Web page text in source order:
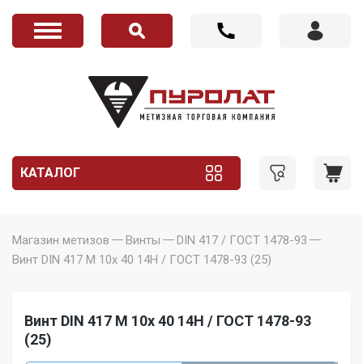
КАТАЛОГ
Магазин метизов Винты
DIN 417 / ГОСТ 1478-93
Винт DIN 417 M 10x 40 14H / ГОСТ 1478-93 (25)
Винт DIN 417 M 10x 40 14H / ГОСТ 1478-93
(25)